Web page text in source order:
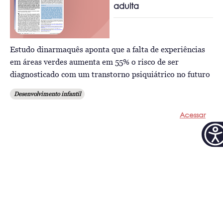
adulta
Estudo dinarmaquês aponta que a falta de experiências
em áreas verdes aumenta em 55% o risco de ser
diagnosticado com um transtorno psiquiátrico no futuro
Desenvolvimento infantil
Acessar